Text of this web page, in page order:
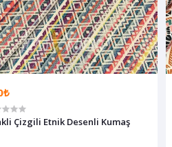
Çizgili Etnik Desenli Kumaş